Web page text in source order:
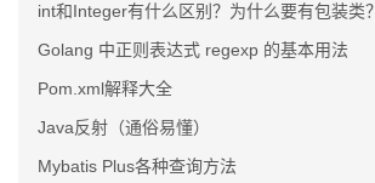
int和Integer有什么区别？为什么要有包装类？
Golang 中正则表达式 regexp 的基本用法
Pom.xml解释大全
Java反射（通俗易懂）
Mybatis Plus各种查询方法